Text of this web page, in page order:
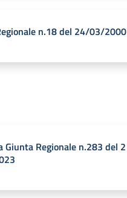
n.18 del 24/03/2000
Giunta Regionale n.283 del 2